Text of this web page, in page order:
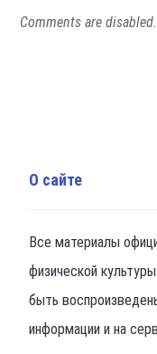
Comments are disabled.
О сайте
Все материалы
физической
быть
информации и на